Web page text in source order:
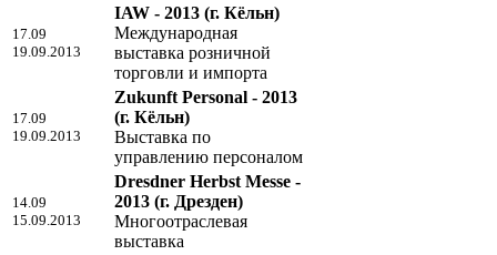
17.09
19.09.2013
IAW - 2013 (г. Кёльн)
Международная
выставка розничной
торговли и импорта
17.09
19.09.2013
Zukunft Personal - 2013
(г. Кёльн)
Выставка по
управлению персоналом
14.09
15.09.2013
Dresdner Herbst Messe -
2013 (г. Дрезден)
Многоотраслевая
выставка